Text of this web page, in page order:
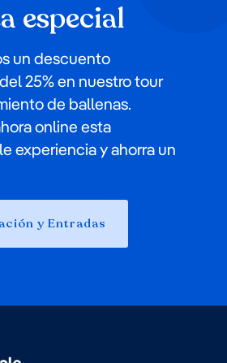
especial
un descuento
25% en nuestro tour
de ballenas.
online esta
experiencia y ahorra un
y Entradas